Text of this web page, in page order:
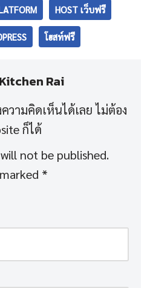
HOST เว็บฟรี
โฮสท์ฟรี
Rai
not be published.
*